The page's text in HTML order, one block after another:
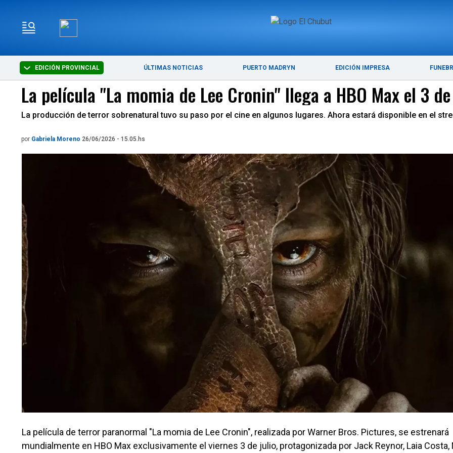
EDICIÓN PROVINCIAL ÚLTIMAS NOTICIAS PUERTO MADRYN EDICIÓN IMPRESA
ÚLTIMAS NOTICIAS
La película "La momia de Lee Cronin" llega a HBO Max el 3
La producción de terror sobrenatural tuvo su paso por el cine en algunos lugares. Ahora estará disponible en el
por Gabriela Moreno 26/06/2026 - 15.05.hs
La película de terror paranormal "La momia de Lee Cronin", realizada por Warner Bros. Pictures, se estrenará
mundialmente en HBO Max exclusivamente el viernes 3 de julio, protagonizada por Jack Reynor, Laia Costa,